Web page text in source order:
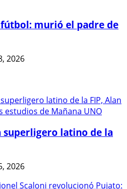
murió el padre de
2026
superligero latino de la
2026